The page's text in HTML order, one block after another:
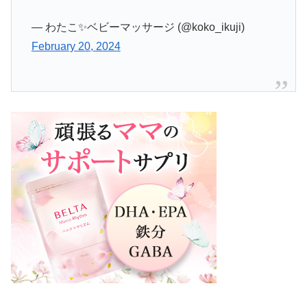
— わたこ✨ベビーマッサージ (@koko_ikuji)
February 20, 2024